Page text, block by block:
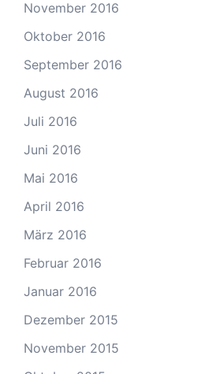
November 2016
Oktober 2016
September 2016
August 2016
Juli 2016
Juni 2016
Mai 2016
April 2016
März 2016
Februar 2016
Januar 2016
Dezember 2015
November 2015